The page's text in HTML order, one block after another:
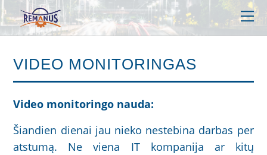
VIDEO MONITORINGAS
Video monitoringo nauda:
Šiandien dienai jau nieko nestebina darbas per
atstumą. Ne viena IT kompanija ar kitų